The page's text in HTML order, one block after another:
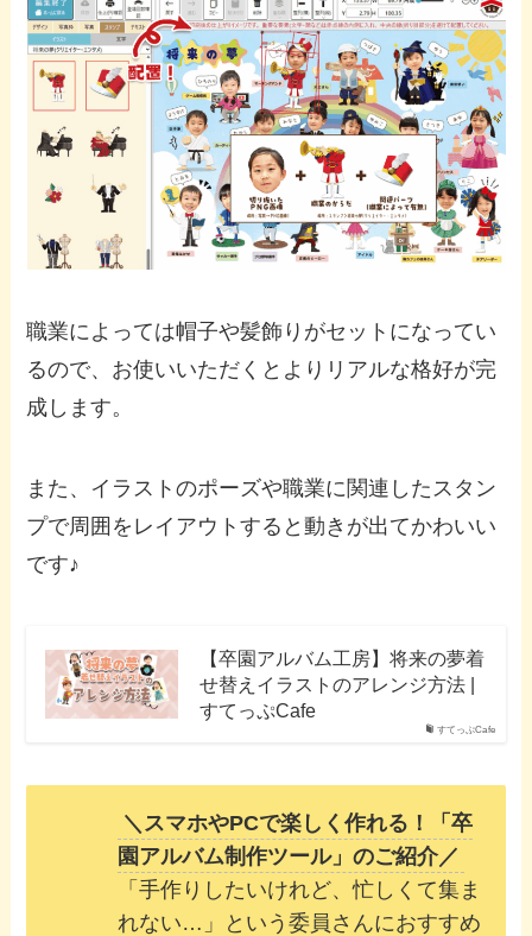
職業によっては帽子や髪飾りがセットになってい
るので、お使いいただくとよりリアルな格好が完
成します。
また、イラストのポーズや職業に関連したスタン
プで周囲をレイアウトすると動きが出てかわいい
です♪
すてっぷCafe
【卒園アルバム工房】将来の夢着
せ替えイラストのアレンジ方法 |
すてっぷCafe
＼スマホやPCで楽しく作れる！「卒
園アルバム制作ツール」のご紹介／
「手作りしたいけれど、忙しくて集ま
れない…」という委員さんにおすすめ